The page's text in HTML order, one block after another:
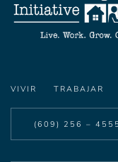
VIVIR TRABAJAR
(609) 256 –